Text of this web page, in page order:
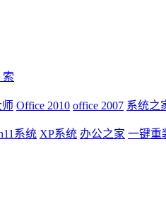
索
Office 2010 office 2007 系统之
系统 XP系统 办公之家 一键重